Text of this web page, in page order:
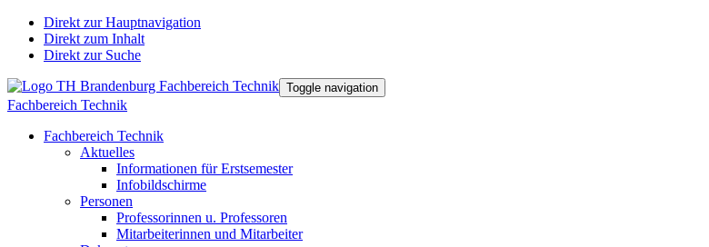
Direkt zur Hauptnavigation
Direkt zum Inhalt
Direkt zur Suche
Toggle navigation
Fachbereich Technik
Fachbereich Technik
Aktuelles
Informationen für Erstsemester
Infobildschirme
Personen
Professorinnen u. Professoren
Mitarbeiterinnen und Mitarbeiter